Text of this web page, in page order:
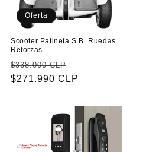
Oferta
Scooter Patineta S.B. Ruedas
Reforzas
Precio
habitual
$338.000 CLP
de
$271.990 CLP